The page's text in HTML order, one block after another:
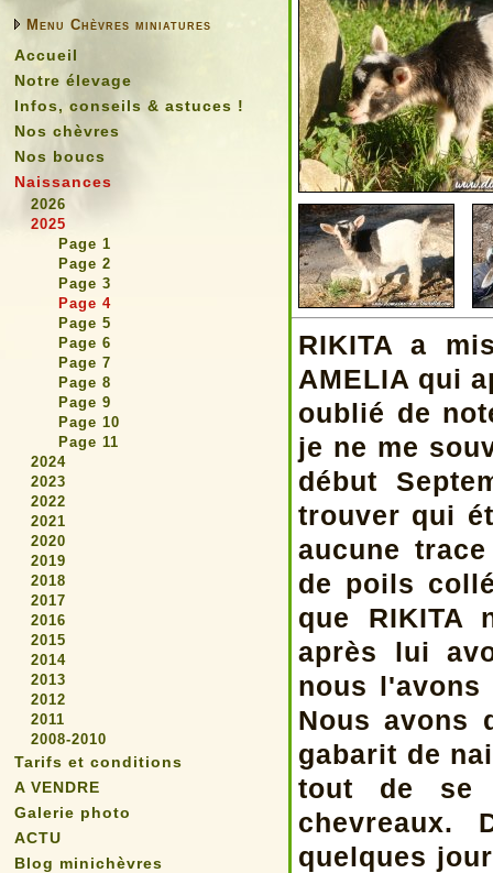
Menu Chèvres miniatures
Accueil
Notre élevage
Infos, conseils & astuces !
Nos chèvres
Nos boucs
Naissances
2026
2025
Page 1
Page 2
Page 3
Page 4
Page 5
Page 6
Page 7
Page 8
Page 9
Page 10
Page 11
2024
2023
2022
2021
2020
2019
2018
2017
2016
2015
2014
2013
2012
2011
2008-2010
Tarifs et conditions
A VENDRE
Galerie photo
ACTU
Blog minichèvres
RIKITA a
AMELIA qui
oublié de
je ne me
début
trouver qui
aucune
de poils
que RIKITA
après lui
nous
Nous avons
gabarit de
tout de se
chevreaux.
quelques